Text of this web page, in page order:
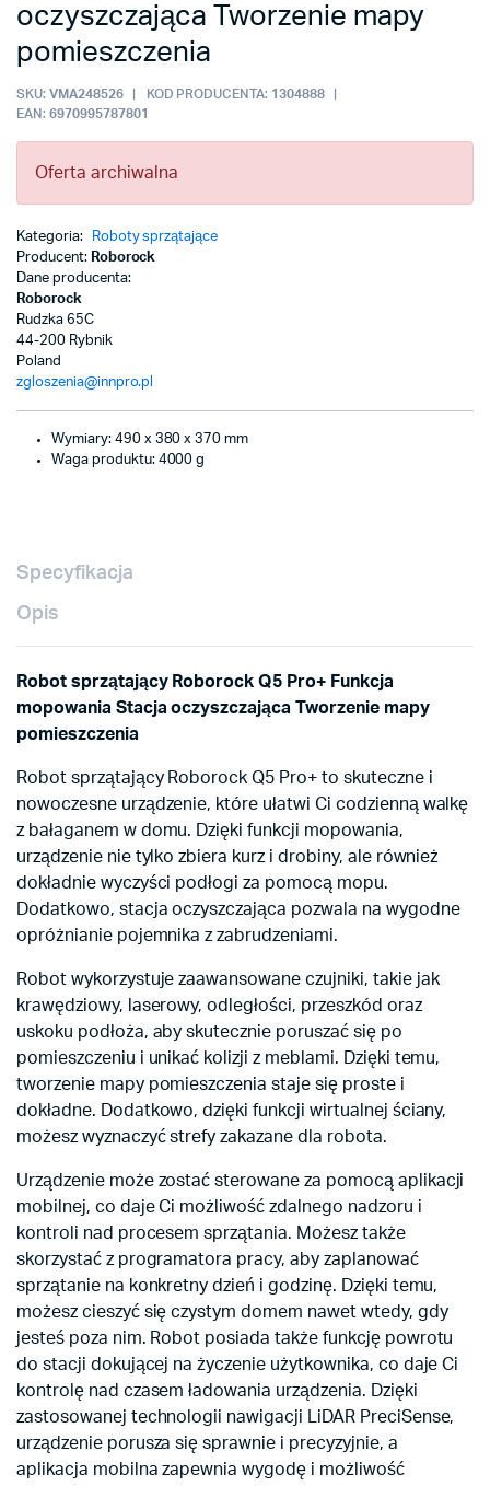
oczyszczająca Tworzenie mapy
pomieszczenia
SKU: VMA248526 KOD PRODUCENTA: 1304888
EAN: 6970995787801
Oferta archiwalna
Kategoria:
Roboty sprzątające
Producent: Roborock
Dane producenta:
Roborock
Rudzka 65C
44-200 Rybnik
Poland
zgloszenia@innpro.pl
Wymiary: 490 x 380 x 370 mm
Waga produktu: 4000 g
Specyfikacja
Opis
Robot sprzątający Roborock Q5 Pro+ Funkcja
mopowania Stacja oczyszczająca Tworzenie mapy
pomieszczenia
Robot sprzątający Roborock Q5 Pro+ to skuteczne i
nowoczesne urządzenie, które ułatwi Ci codzienną walkę
z bałaganem w domu. Dzięki funkcji mopowania,
urządzenie nie tylko zbiera kurz i drobiny, ale również
dokładnie wyczyści podłogi za pomocą mopu.
Dodatkowo, stacja oczyszczająca pozwala na wygodne
opróżnianie pojemnika z zabrudzeniami.
Robot wykorzystuje zaawansowane czujniki, takie jak
krawędziowy, laserowy, odległości, przeszkód oraz
uskoku podłoża, aby skutecznie poruszać się po
pomieszczeniu i unikać kolizji z meblami. Dzięki temu,
tworzenie mapy pomieszczenia staje się proste i
dokładne. Dodatkowo, dzięki funkcji wirtualnej ściany,
możesz wyznaczyć strefy zakazane dla robota.
Urządzenie może zostać sterowane za pomocą aplikacji
mobilnej, co daje Ci możliwość zdalnego nadzoru i
kontroli nad procesem sprzątania. Możesz także
skorzystać z programatora pracy, aby zaplanować
sprzątanie na konkretny dzień i godzinę. Dzięki temu,
możesz cieszyć się czystym domem nawet wtedy, gdy
jesteś poza nim. Robot posiada także funkcję powrotu
do stacji dokującej na życzenie użytkownika, co daje Ci
kontrolę nad czasem ładowania urządzenia. Dzięki
zastosowanej technologii nawigacji LiDAR PreciSense,
urządzenie porusza się sprawnie i precyzyjnie, a
aplikacja mobilna zapewnia wygodę i możliwość